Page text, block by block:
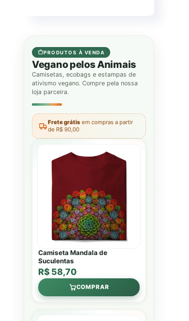
PRODUTOS À VENDA
Vegano pelos Animais
Camisetas, ecobags e estampas de
ativismo vegano. Compre pela nossa
loja parceira.
Frete grátis em compras a partir
de R$ 90,00
Camiseta Mandala de
Suculentas
R$ 58,70
COMPRAR